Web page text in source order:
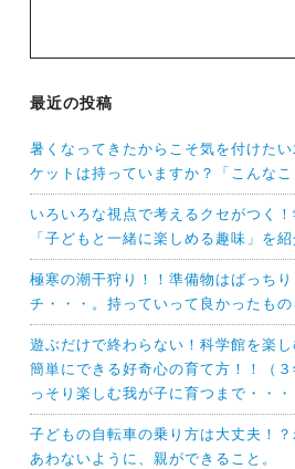
最近の投稿
暑くなってきたからこそ気を付けた
ケットは持っていますか？「こんなこ
いろいろな視点で考えるクセがつく
「子どもと一緒に楽しめる趣味」を紹
極寒の潮干狩り！！準備物はばっちり
チ・・・。持っていって良かったもの
遊ぶだけで終わらない！科学館を楽
簡単にできる好奇心の育て方！！（
っそり楽しむ我が子に育つまで・・・
子どもの自転車の乗り方は大丈夫！
あわないように、親ができること。